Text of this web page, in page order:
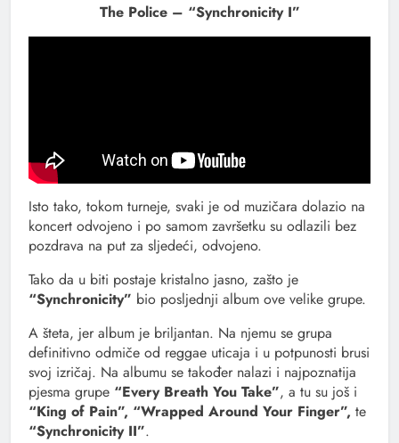
The Police – “Synchronicity I”
Isto tako, tokom turneje, svaki je od muzičara dolazio na
koncert odvojeno i po samom završetku su odlazili bez
pozdrava na put za sljedeći, odvojeno.
Tako da u biti postaje kristalno jasno, zašto je
“Synchronicity” bio posljednji album ove velike grupe.
A šteta, jer album je briljantan. Na njemu se grupa
definitivno odmiče od reggae uticaja i u potpunosti brusi
svoj izričaj. Na albumu se također nalazi i najpoznatija
pjesma grupe “Every Breath You Take”, a tu su još i
“King of Pain”, “Wrapped Around Your Finger”, te
“Synchronicity II”.